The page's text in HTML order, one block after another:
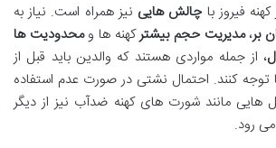
فیروز باچالش هایی نیز همراه است. نیاز به
بر،مدیریت حجم بیشترکهنه ها ومحدودیت ها
، از جمله مواردی هستند که والدین باید قبل از
کنند. احتمال نشتی در صورت عدم استفاده
مانند شورت های کهنه ضدآب نیز از دیگر
رود.